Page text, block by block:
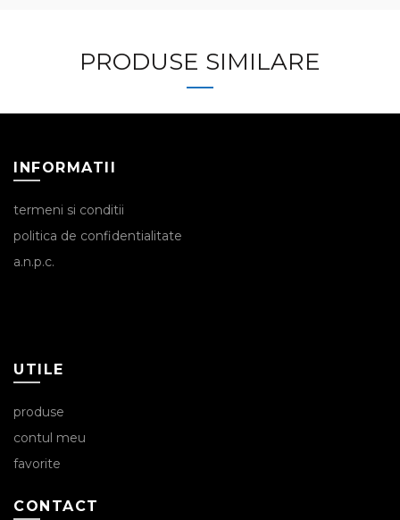
PRODUSE SIMILARE
INFORMATII
termeni si conditii
politica de confidentialitate
a.n.p.c.
UTILE
produse
contul meu
favorite
CONTACT